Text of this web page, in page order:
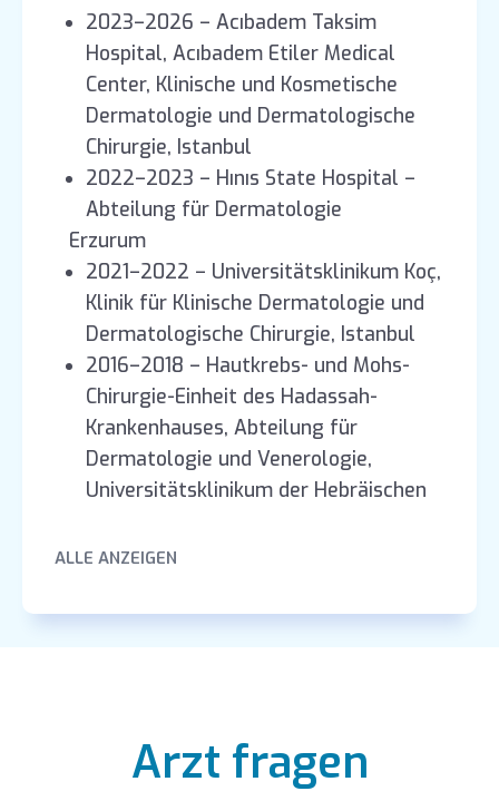
2023–2026 – Acıbadem Taksim
Hospital, Acıbadem Etiler Medical
Center, Klinische und Kosmetische
Dermatologie und Dermatologische
Chirurgie, Istanbul
2022–2023 – Hınıs State Hospital –
Abteilung für Dermatologie
Erzurum
2021–2022 – Universitätsklinikum Koç,
Klinik für Klinische Dermatologie und
Dermatologische Chirurgie, Istanbul
2016–2018 – Hautkrebs- und Mohs-
Chirurgie-Einheit des Hadassah-
Krankenhauses, Abteilung für
Dermatologie und Venerologie,
Universitätsklinikum der Hebräischen
ALLE ANZEIGEN
Arzt fragen